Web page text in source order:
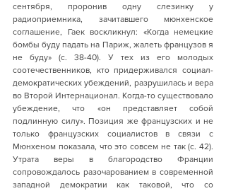
сентября, проронив одну слезинку у
радиоприемника, зачитавшего мюнхенское
соглашение, Гаек воскликнул: «Когда немецкие
бомбы буду падать на Париж, жалеть французов я
не буду» (с. 38-40). У тех из его молодых
соотечественников, кто придерживался социал-
демократических убеждений, разрушилась и вера
во Второй Интернационал. Когда-то существовало
убеждение, что «он представляет собой
подлинную силу». Позиция же французских и не
только французских социалистов в связи с
Мюнхеном показала, что это совсем не так (с. 42).
Утрата веры в благородство Франции
сопровождалось разочарованием в современной
западной демократии как таковой, что со